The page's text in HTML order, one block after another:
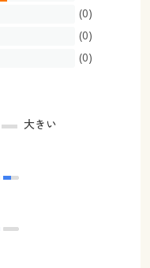
(0)
(0)
(0)
大きい